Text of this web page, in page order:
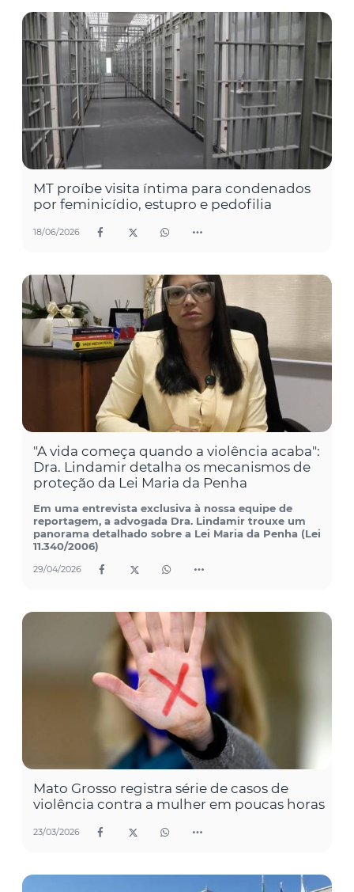
MT proíbe visita íntima para condenados
por feminicídio, estupro e pedofilia
18/06/2026
"A vida começa quando a violência acaba":
Dra. Lindamir detalha os mecanismos de
proteção da Lei Maria da Penha
Em uma entrevista exclusiva à nossa equipe de
reportagem, a advogada Dra. Lindamir trouxe um
panorama detalhado sobre a Lei Maria da Penha (Lei
11.340/2006)
29/04/2026
Mato Grosso registra série de casos de
violência contra a mulher em poucas horas
23/03/2026